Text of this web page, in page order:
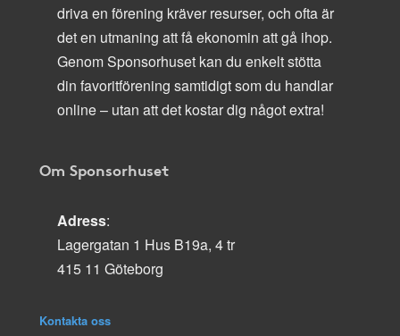
driva en förening kräver resurser, och ofta är
det en utmaning att få ekonomin att gå ihop.
Genom Sponsorhuset kan du enkelt stötta
din favoritförening samtidigt som du handlar
online – utan att det kostar dig något extra!
Om Sponsorhuset
Adress:
Lagergatan 1 Hus B19a, 4 tr
415 11 Göteborg
Kontakta oss